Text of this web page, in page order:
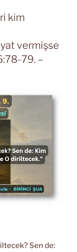
kim
vermişse
79. –
Sen de: